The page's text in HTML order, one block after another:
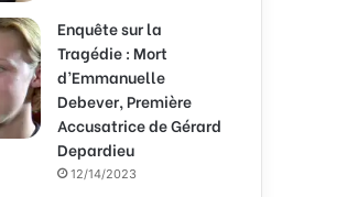
Enquête sur la
Tragédie : Mort
d’Emmanuelle
Debever, Première
Accusatrice de Gérard
Depardieu
12/14/2023